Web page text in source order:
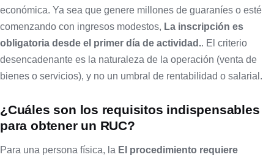
económica. Ya sea que genere millones de guaraníes o esté
comenzando con ingresos modestos, La inscripción es
obligatoria desde el primer día de actividad.. El criterio
desencadenante es la naturaleza de la operación (venta de
bienes o servicios), y no un umbral de rentabilidad o salarial.
¿Cuáles son los requisitos indispensables
para obtener un RUC?
Para una persona física, la El procedimiento requiere